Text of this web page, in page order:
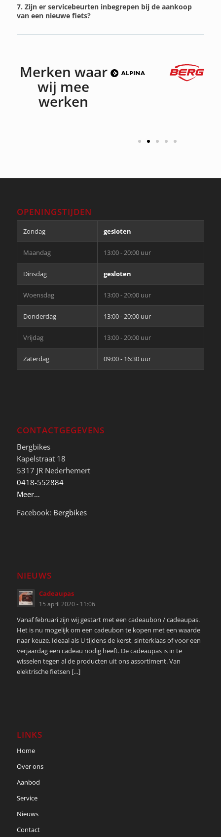
7. Zijn er servicebeurten inbegrepen bij de aankoop
van een nieuwe fiets?
Merken waar
wij mee
werken
OPENINGSTIJDEN
Zondag gesloten
Maandag 13:00 - 20:00 uur
Dinsdag gesloten
Woensdag 13:00 - 20:00 uur
Donderdag 13:00 - 20:00 uur
Vrijdag 13:00 - 20:00 uur
Zaterdag 09:00 - 16:30 uur
CONTACTGEGEVENS
Bergbikes
Kapelstraat 18
5317 JR Nederhemert
0418-552884
Meer…
Facebook: Bergbikes
NIEUWS
Cadeaupas
15 april 2020 - 11:06
Vanaf februari zijn wij gestart met een cadeaubon / cadeaupas.
Het is nu mogelijk om een cadeubon te kopen met een waarde
naar keuze. Ideaal als U tijdens de kerst, sinterklaas of voor een
verjaardag een cadeau nodig heeft. De cadeaupas is in te
wisselen tegen al de producten uit ons assortiment. Van
elektrische fietsen […]
LINKS
Home
Over ons
Aanbod
Service
Nieuws
Contact